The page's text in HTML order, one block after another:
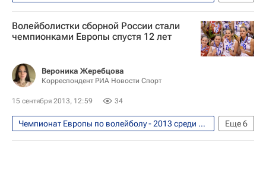
Волейбол
Волейболистки сборной России стали
чемпионками Европы спустя 12 лет
Вероника Жеребцова
Корреспондент РИА Новости Спорт
15 сентября 2013, 12:59 34
Еще6
Чемпионат Европы по волейболу - 2013 среди женских сборных. 6 - 14 сентября
Волейбол
Юрий Маричев